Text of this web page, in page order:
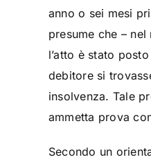
anno o sei mesi
presume che –
l’atto è stato
debitore si
insolvenza. Tale
ammetta prova
Secondo un